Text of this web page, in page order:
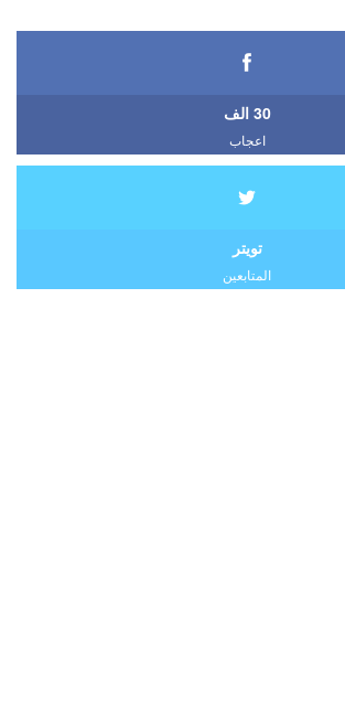
30 الف
اعجاب
تويتر
المتابعين